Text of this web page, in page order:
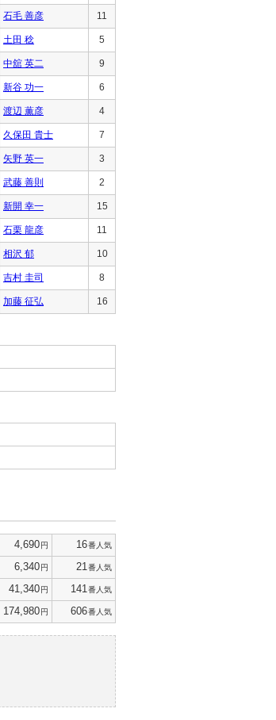
石毛 善彦 11
土田 稔 5
中舘 英二 9
新谷 功一 6
渡辺 薫彦 4
久保田 貴士 7
矢野 英一 3
武藤 善則 2
新開 幸一 15
石栗 龍彦 11
相沢 郁 10
吉村 圭司 8
加藤 征弘 16
4,690円 16番人気
6,340円 21 番人気
41,340円 141 番人気
174,980円 606番人気